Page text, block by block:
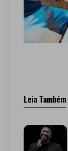
Leia Também